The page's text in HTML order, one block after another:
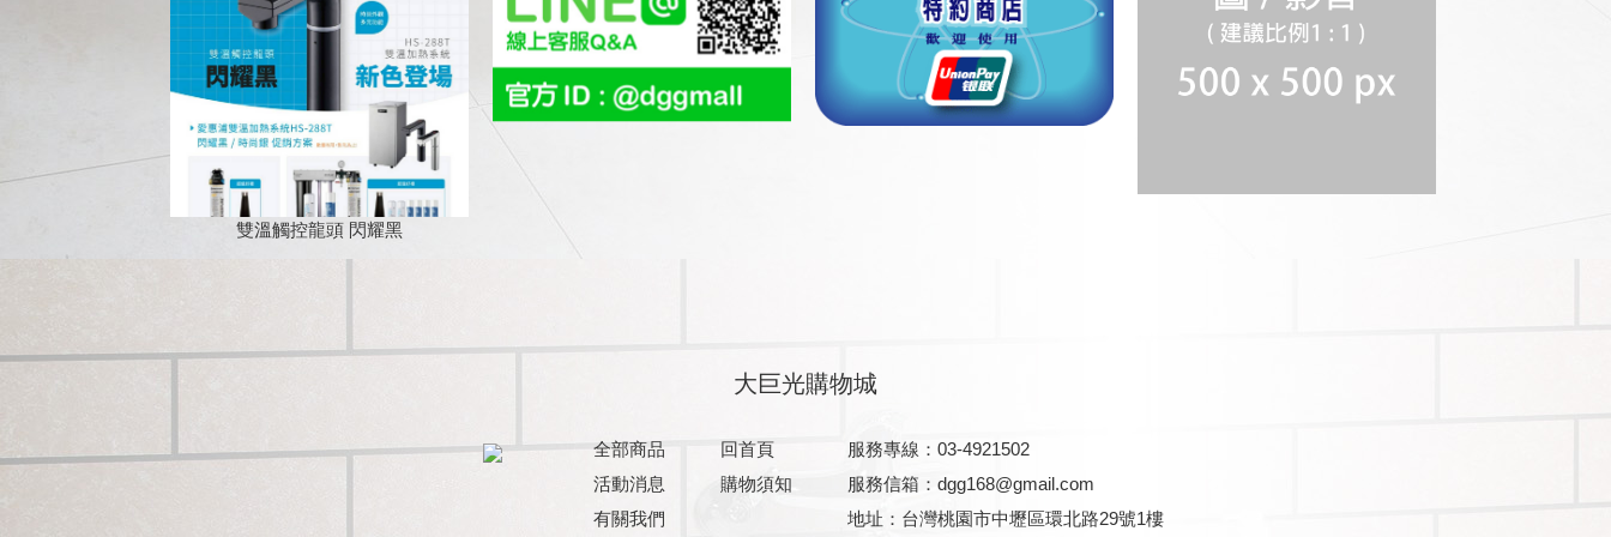
雙溫觸控龍頭 閃耀黑
大巨光購物城
全部商品
活動消息
有關我們
回首頁
購物須知
服務專線：03-4921502
服務信箱： dgg168@gmail.com
地址：台灣桃園市中壢區環北路29號1樓